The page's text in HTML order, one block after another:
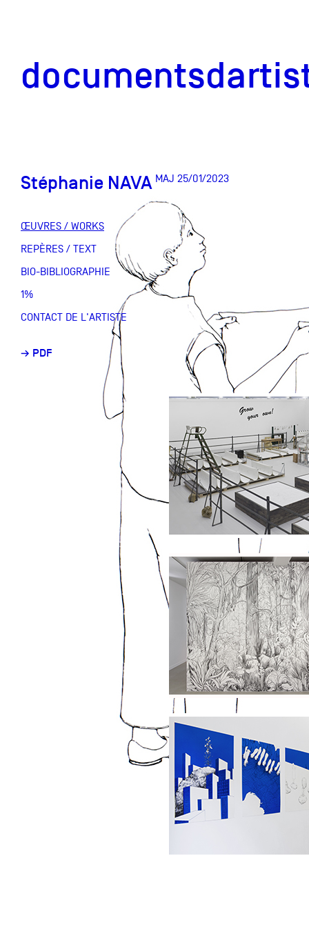
Documents
Mission
Équipe
Partenaires
Crédits
Actions
Documentation
Visites d'ateliers
Production vidéo
Formation
Événements
1% œuvres
Réseau
Stéphanie NAVA MAJ 25/01/2023
ŒUVRES / WORKS
REPÈRES / TEXT
BIO-BIBLIOGRAPHIE
1%
CONTACT DE L'ARTISTE
→ PDF